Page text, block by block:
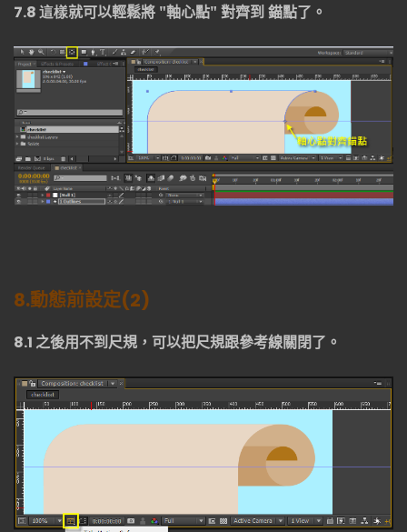
7.8 這樣就可以輕鬆將 "軸心點" 對齊到 錨點了。
8.動態前設定(2)
8.1 之後用不到尺規，可以把尺規跟參考線關閉了。